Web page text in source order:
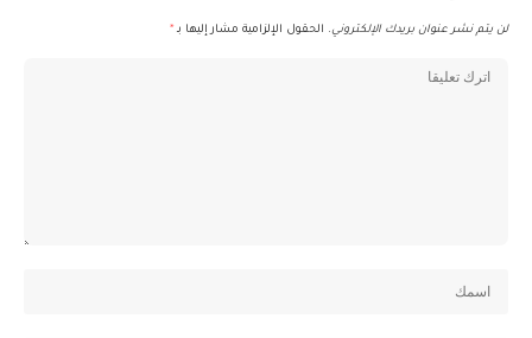
لن يتم نشر عنوان بريدك الإلكتروني. الحقول الإلزامية مشار إليها بـ *